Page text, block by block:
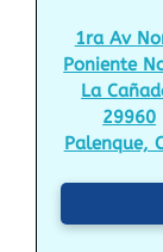
1ra Av
Poniente
La
29960
Palenque,